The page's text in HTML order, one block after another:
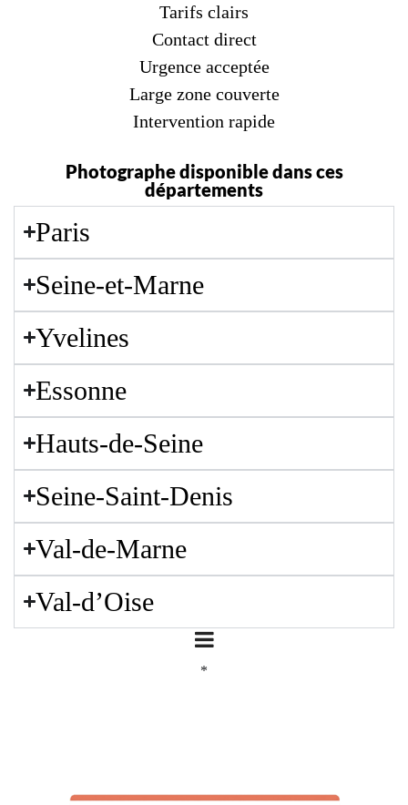
Tarifs clairs
Contact direct
Urgence acceptée
Large zone couverte
Intervention rapide
Photographe disponible dans ces
départements
Paris
Seine-et-Marne
Yvelines
Essonne
Hauts-de-Seine
Seine-Saint-Denis
Val-de-Marne
Val-d’Oise
*